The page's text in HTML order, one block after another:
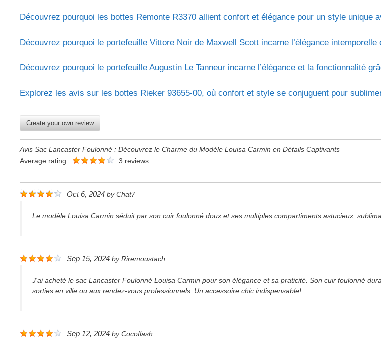
Découvrez pourquoi les bottes Remonte R3370 allient confort et élégance pour un style unique
Découvrez pourquoi le portefeuille Vittore Noir de Maxwell Scott incarne l’élégance
Découvrez pourquoi le portefeuille Augustin Le Tanneur incarne l’élégance et la fonctionnalité
Explorez les avis sur les bottes Rieker 93655-00, où confort et style se conjuguent pour
Create your own review
Avis Sac Lancaster Foulonné : Découvrez le Charme du Modèle Louisa Carmin en Détails Captivants
Average rating:
3 reviews
Oct 6, 2024 by Chat7
Le modèle Louisa Carmin séduit par son cuir foulonné doux et ses multiples compartiments astucieux,
Sep 15, 2024 by Riremoustach
J'ai acheté le sac Lancaster Foulonné Louisa Carmin pour son élégance et sa praticité. Son cuir foulonné
sorties en ville ou aux rendez-vous professionnels. Un accessoire chic indispensable!
Sep 12, 2024 by Cocoflash